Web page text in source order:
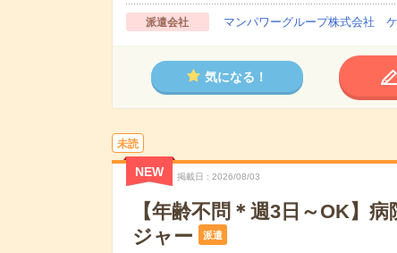
派遣会社 マンパワーグループ株式会社
気になる！
未読
NEW 掲載日 2026/08/03
【年齢不問＊週3日～OK】
ジャー
派遣